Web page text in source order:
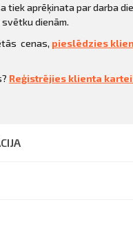
tiek aprēķinata par darba
dienām.
cenas, pieslēdzies
Reģistrējies klienta